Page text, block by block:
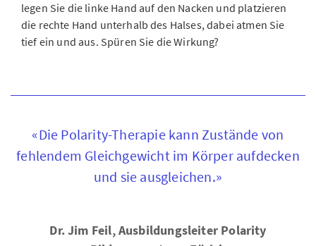
legen Sie die linke Hand auf den Nacken und platzieren
die rechte Hand unterhalb des Halses, dabei atmen Sie
tief ein und aus. Spüren Sie die Wirkung?
«Die Polarity-Therapie kann Zustände von
fehlendem Gleichgewicht im Körper aufdecken
und sie ausgleichen.»
Dr. Jim Feil, Ausbildungsleiter Polarity